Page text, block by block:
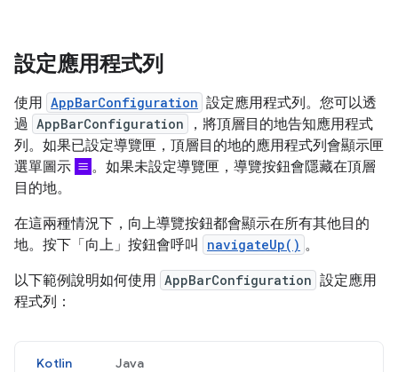
設定應用程式列
使用 AppBarConfiguration 設定應用程式列。您可以透
過 AppBarConfiguration
，將頂層目的地告知應用程式
列。如果已設定導覽匣，頂層目的地的應用程式列會顯示匣
選單圖示
。如果未設定導覽匣，導覽按鈕會隱藏在頂層
目的地。
在這兩種情況下，向上導覽按鈕都會顯示在所有其他目的
地。按下「向上」按鈕會呼叫
navigateUp() 。
以下範例說明如何使用 AppBarConfiguration 設定應用
程式列：
Kotlin Java